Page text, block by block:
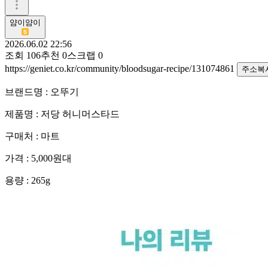
얌이얌이
2026.06.02 22:56
조회 106추천 0스크랩 0
https://geniet.co.kr/community/bloodsugar-recipe/131074861
주소복
브랜드명 : 오뚜기
제품명 : 저당 허니머스타드
구매처 : 마트
가격 : 5,000원대
용량 : 265g